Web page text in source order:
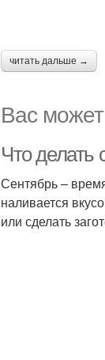
читать дальше →
Вас
Что делать
Сентябрь –
наливается
или сделать